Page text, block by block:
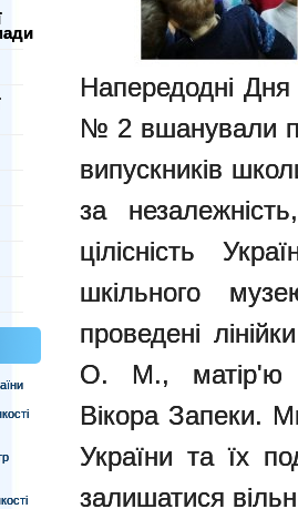
Напередодні
№ 2 вшанували
випускників
за
цілісність
шкільного
проведені
О. М., матір'ю
Вікора Запеки.
України та їх
залишатися